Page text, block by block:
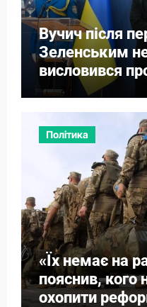
Вучич після
Зеленським
висловився
території
Політика
«Їх немає на
пояснив, кого
охопити